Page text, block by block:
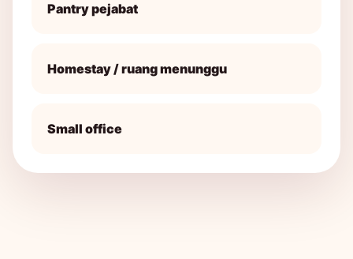
Pantry pejabat
Homestay / ruang menunggu
Small office